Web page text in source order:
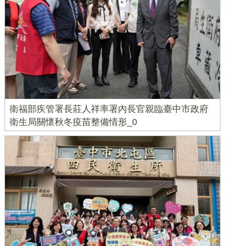
衛福部疾管署長莊人祥率署內長官親臨臺中市政府
衛生局關懷秋冬疫苗整備情形_0